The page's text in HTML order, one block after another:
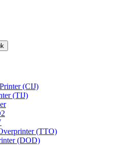
(CIJ)
(TIJ)
(TTO)
(DOD)